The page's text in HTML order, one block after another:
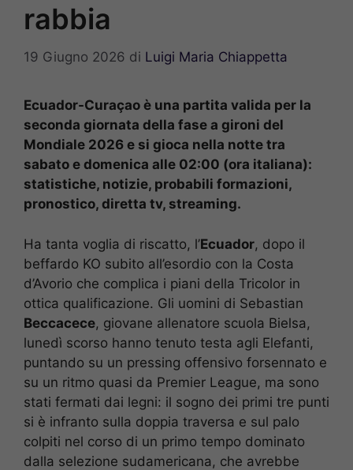
rabbia
19 Giugno 2026 di Luigi Maria Chiappetta
Ecuador-Curaçao è una partita valida per la
seconda giornata della fase a gironi del
Mondiale 2026 e si gioca nella notte tra
sabato e domenica alle 02:00 (ora italiana):
statistiche, notizie, probabili formazioni,
pronostico, diretta tv, streaming.
Ha tanta voglia di riscatto, l’Ecuador, dopo il
beffardo KO subito all’esordio con la Costa
d’Avorio che complica i piani della Tricolor in
ottica qualificazione. Gli uomini di Sebastian
Beccacece, giovane allenatore scuola Bielsa,
lunedì scorso hanno tenuto testa agli Elefanti,
puntando su un pressing offensivo forsennato e
su un ritmo quasi da Premier League, ma sono
stati fermati dai legni: il sogno dei primi tre punti
si è infranto sulla doppia traversa e sul palo
colpiti nel corso di un primo tempo dominato
dalla selezione sudamericana, che avrebbe